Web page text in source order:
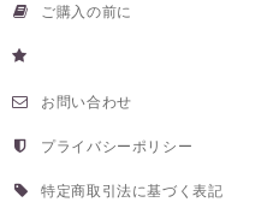
ご購入の前に
お問い合わせ
プライバシーポリシー
特定商取引法に基づく表記